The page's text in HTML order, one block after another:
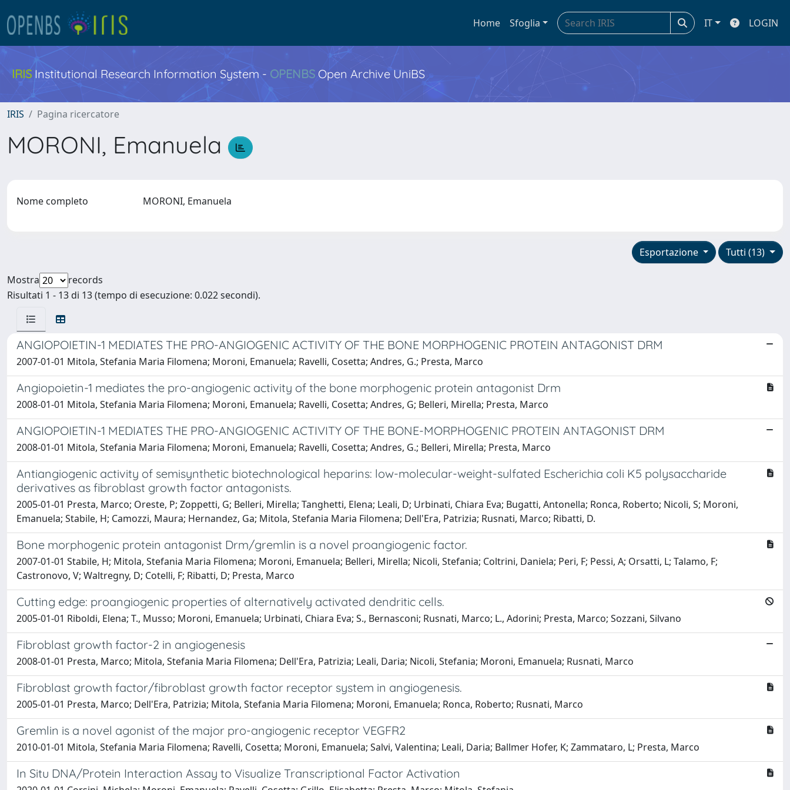
Home Sfoglia IT LOGIN
IRIS Institutional Research Information System - OPENBS Open Archive UniBS
IRIS Pagina ricercatore
MORONI, Emanuela
Nome completo MORONI, Emanuela
Tutti (13)
Esportazione
Mostra
records
Risultati 1 - 13 di 13 (tempo di esecuzione: 0.022 secondi).
ANGIOPOIETIN-1 MEDIATES THE PRO-ANGIOGENIC ACTIVITY OF THE BONE MORPHOGENIC PROTEIN ANTAGONIST DRM
2007-01-01 Mitola, Stefania Maria Filomena; Moroni, Emanuela; Ravelli, Cosetta; Andres, G.; Presta, Marco
Angiopoietin-1 mediates the pro-angiogenic activity of the bone morphogenic protein antagonist Drm
2008-01-01 Mitola, Stefania Maria Filomena; Moroni, Emanuela; Ravelli, Cosetta; Andres, G; Belleri, Mirella; Presta, Marco
ANGIOPOIETIN-1 MEDIATES THE PRO-ANGIOGENIC ACTIVITY OF THE BONE-MORPHOGENIC PROTEIN ANTAGONIST DRM
2008-01-01 Mitola, Stefania Maria Filomena; Moroni, Emanuela; Ravelli, Cosetta; Andres, G.; Belleri, Mirella; Presta, Marco
Antiangiogenic activity of semisynthetic biotechnological heparins: low-molecular-weight-sulfated Escherichia coli K5 polysaccharide
derivatives as fibroblast growth factor antagonists.
2005-01-01 Presta, Marco; Oreste, P; Zoppetti, G; Belleri, Mirella; Tanghetti, Elena; Leali, D; Urbinati, Chiara Eva; Bugatti, Antonella; Ronca, Roberto; Nicoli, S; Moroni,
Emanuela; Stabile, H; Camozzi, Maura; Hernandez, Ga; Mitola, Stefania Maria Filomena; Dell'Era, Patrizia; Rusnati, Marco; Ribatti, D.
Bone morphogenic protein antagonist Drm/gremlin is a novel proangiogenic factor.
2007-01-01 Stabile, H; Mitola, Stefania Maria Filomena; Moroni, Emanuela; Belleri, Mirella; Nicoli, Stefania; Coltrini, Daniela; Peri, F; Pessi, A; Orsatti, L; Talamo, F;
Castronovo, V; Waltregny, D; Cotelli, F; Ribatti, D; Presta, Marco
Cutting edge: proangiogenic properties of alternatively activated dendritic cells.
2005-01-01 Riboldi, Elena; T., Musso; Moroni, Emanuela; Urbinati, Chiara Eva; S., Bernasconi; Rusnati, Marco; L., Adorini; Presta, Marco; Sozzani, Silvano
Fibroblast growth factor-2 in angiogenesis
2008-01-01 Presta, Marco; Mitola, Stefania Maria Filomena; Dell'Era, Patrizia; Leali, Daria; Nicoli, Stefania; Moroni, Emanuela; Rusnati, Marco
Fibroblast growth factor/fibroblast growth factor receptor system in angiogenesis.
2005-01-01 Presta, Marco; Dell'Era, Patrizia; Mitola, Stefania Maria Filomena; Moroni, Emanuela; Ronca, Roberto; Rusnati, Marco
Gremlin is a novel agonist of the major pro-angiogenic receptor VEGFR2
2010-01-01 Mitola, Stefania Maria Filomena; Ravelli, Cosetta; Moroni, Emanuela; Salvi, Valentina; Leali, Daria; Ballmer Hofer, K; Zammataro, L; Presta, Marco
In Situ DNA/Protein Interaction Assay to Visualize Transcriptional Factor Activation